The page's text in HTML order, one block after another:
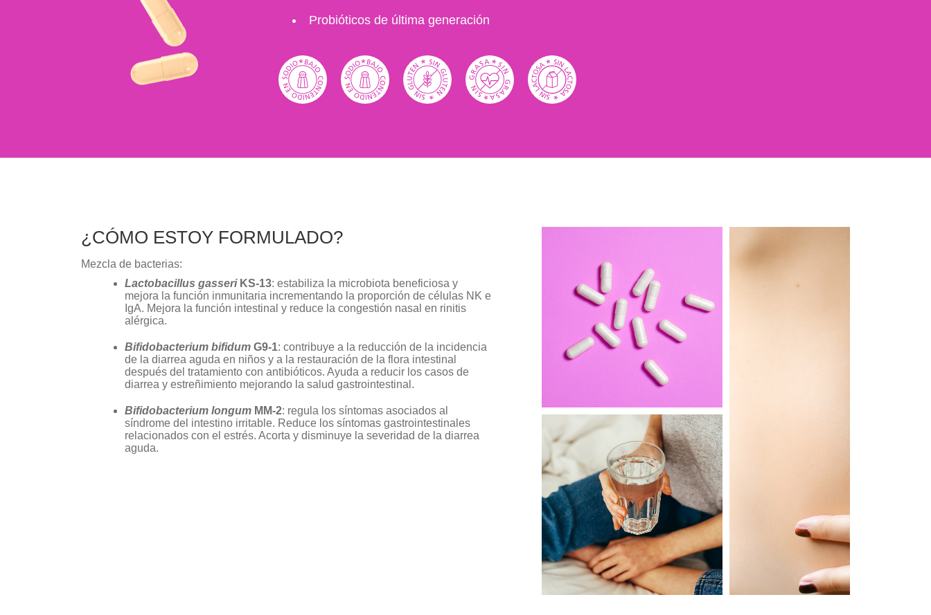
Probióticos de última generación
¿CÓMO ESTOY FORMULADO?
Mezcla de bacterias:
Lactobacillus gasseri KS-13: estabiliza la microbiota beneficiosa y
mejora la función inmunitaria incrementando la proporción de células NK e
IgA. Mejora la función intestinal y reduce la congestión nasal en rinitis
alérgica.
Bifidobacterium bifidum G9-1: contribuye a la reducción de la incidencia
de la diarrea aguda en niños y a la restauración de la flora intestinal
después del tratamiento con antibióticos. Ayuda a reducir los casos de
diarrea y estreñimiento mejorando la salud gastrointestinal.
Bifidobacterium longum MM-2: regula los síntomas asociados al
síndrome del intestino irritable. Reduce los síntomas gastrointestinales
relacionados con el estrés. Acorta y disminuye la severidad de la diarrea
aguda.